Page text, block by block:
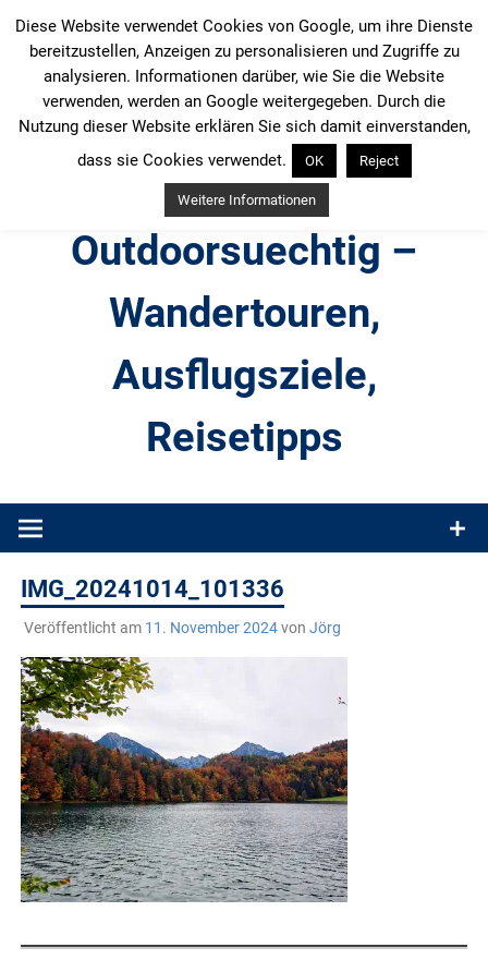
Inhalt
springen
Outdoorsuechtig –
Wandertouren,
Ausflugsziele,
Reisetipps
Produkttests und Buchrezensionen. Ein Blog für alle, die gern
IMG_20241014_101336
Veröffentlicht am 11. November 2024von Jörg
Diese Website verwendet Cookies von Google, um ihre Dienste
bereitzustellen, Anzeigen zu personalisieren und Zugriffe zu
analysieren. Informationen darüber, wie Sie die Website
verwenden, werden an Google weitergegeben. Durch die
Nutzung dieser Website erklären Sie sich damit einverstanden,
dass sie Cookies verwendet.
OK Reject
Weitere Informationen